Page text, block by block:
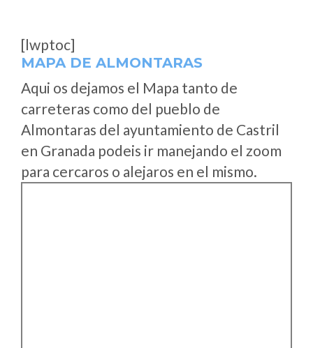
[lwptoc]
MAPA DE ALMONTARAS
Aqui os dejamos el Mapa tanto de
carreteras como del pueblo de
Almontaras del ayuntamiento de Castril
en Granada podeis ir manejando el zoom
para cercaros o alejaros en el mismo.